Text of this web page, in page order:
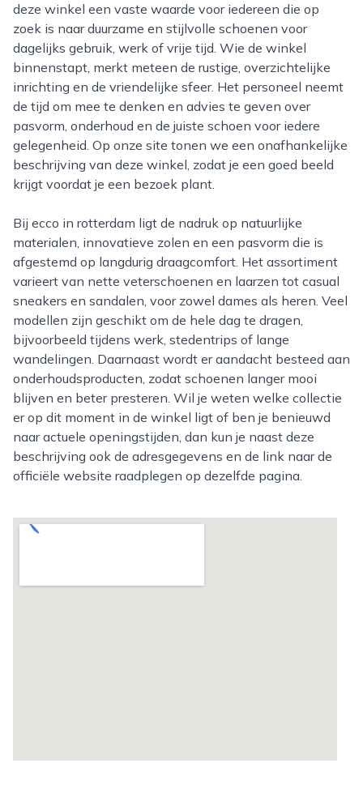
deze winkel een vaste waarde voor iedereen die op
zoek is naar duurzame en stijlvolle schoenen voor
dagelijks gebruik, werk of vrije tijd. Wie de winkel
binnenstapt, merkt meteen de rustige, overzichtelijke
inrichting en de vriendelijke sfeer. Het personeel neemt
de tijd om mee te denken en advies te geven over
pasvorm, onderhoud en de juiste schoen voor iedere
gelegenheid. Op onze site tonen we een onafhankelijke
beschrijving van deze winkel, zodat je een goed beeld
krijgt voordat je een bezoek plant.
Bij ecco in rotterdam ligt de nadruk op natuurlijke
materialen, innovatieve zolen en een pasvorm die is
afgestemd op langdurig draagcomfort. Het assortiment
varieert van nette veterschoenen en laarzen tot casual
sneakers en sandalen, voor zowel dames als heren. Veel
modellen zijn geschikt om de hele dag te dragen,
bijvoorbeeld tijdens werk, stedentrips of lange
wandelingen. Daarnaast wordt er aandacht besteed aan
onderhoudsproducten, zodat schoenen langer mooi
blijven en beter presteren. Wil je weten welke collectie
er op dit moment in de winkel ligt of ben je benieuwd
naar actuele openingstijden, dan kun je naast deze
beschrijving ook de adresgegevens en de link naar de
officiële website raadplegen op dezelfde pagina.